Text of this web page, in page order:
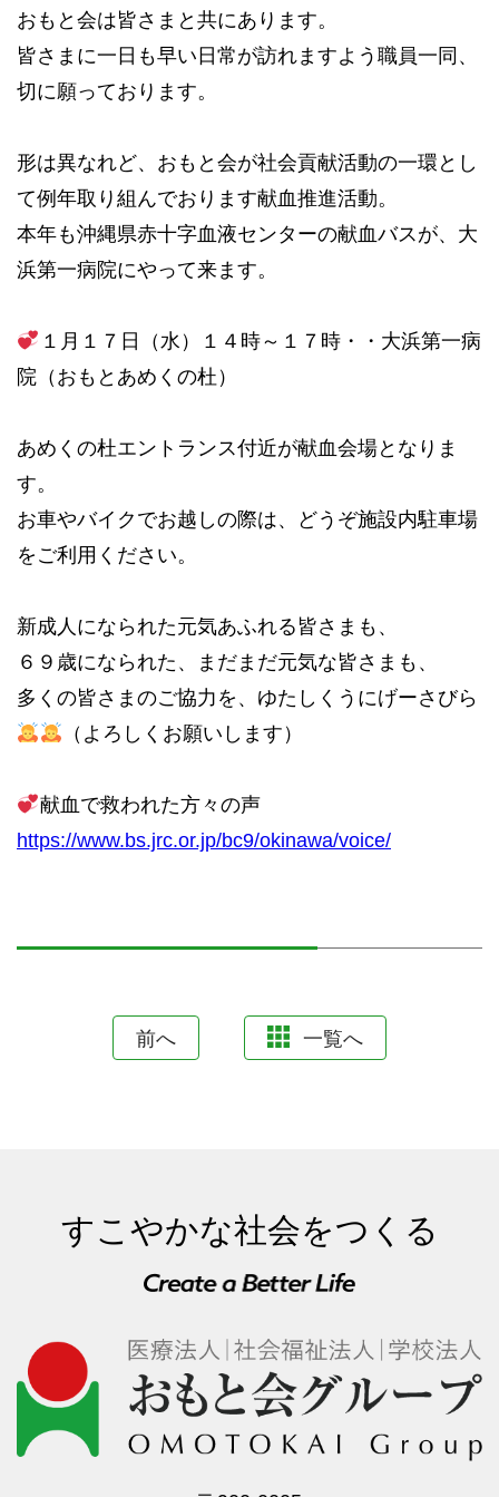
おもと会は皆さまと共にあります。
皆さまに一日も早い日常が訪れますよう職員一同、
切に願っております。
形は異なれど、おもと会が社会貢献活動の一環とし
て例年取り組んでおります献血推進活動。
本年も沖縄県赤十字血液センターの献血バスが、大
浜第一病院にやって来ます。
１月１７日（水）１４時～１７時・・大浜第一病
院（おもとあめくの杜）
あめくの杜エントランス付近が献血会場となりま
す。
お車やバイクでお越しの際は、どうぞ施設内駐車場
をご利用ください。
新成人になられた元気あふれる皆さまも、
６９歳になられた、まだまだ元気な皆さまも、
多くの皆さまのご協力を、ゆたしくうにげーさびら
（よろしくお願いします）
献血で救われた方々の声
https://www.bs.jrc.or.jp/bc9/okinawa/voice/
前へ 一覧へ
すこやかな社会をつくる